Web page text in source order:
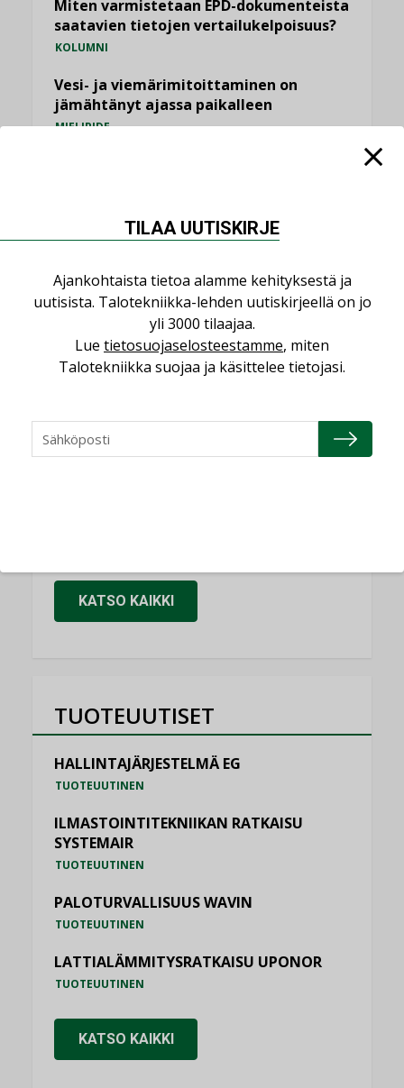
Miten varmistetaan EPD-dokumenteista
saatavien tietojen vertailukelpoisuus?
KOLUMNI
Vesi- ja viemärimitoittaminen on
jämähtänyt ajassa paikalleen
MIELIPIDE
NIMITYKSET
Consti
NIMITYKSET
NIMITYKSET
KATSO KAIKKI
TUOTEUUTISET
HALLINTAJÄRJESTELMÄ EG
TUOTEUUTINEN
ILMASTOINTITEKNIIKAN RATKAISU
SYSTEMAIR
TUOTEUUTINEN
PALOTURVALLISUUS WAVIN
TUOTEUUTINEN
LATTIALÄMMITYSRATKAISU UPONOR
TUOTEUUTINEN
KATSO KAIKKI
TILAA UUTISKIRJE
Ajankohtaista tietoa alamme kehityksestä ja
uutisista. Talotekniikka-lehden uutiskirjeellä on jo
yli 3000 tilaajaa.
Lue tietosuojaselosteestamme, miten
Talotekniikka suojaa ja käsittelee tietojasi.